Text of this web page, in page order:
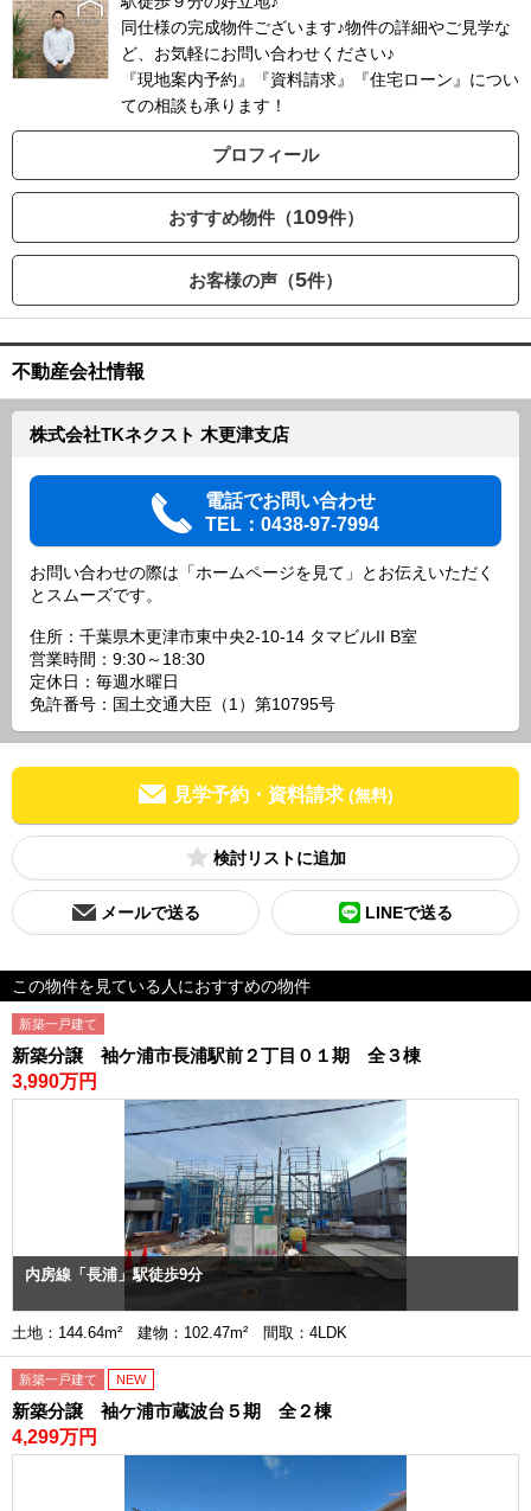
同仕様の完成物件ございます♪物件の詳細やご見学な
ど、お気軽にお問い合わせください♪
『現地案内予約』『資料請求』『住宅ローン』につい
ての相談も承ります！
プロフィール
おすすめ物件（109件）
お客様の声（5件）
不動産会社情報
株式会社TKネクスト 木更津支店
電話でお問い合わせ
TEL：0438-97-7994
お問い合わせの際は「ホームページを見て」とお伝えいただく
とスムーズです。
住所：千葉県木更津市東中央2-10-14 タマビルII B室
営業時間：9:30～18:30
定休日：毎週水曜日
免許番号：国土交通大臣（1）第10795号
見学予約・資料請求 (無料)
検討リスト
メールで送る LINEで送る
この物件を見ている人におすすめの物件
新築一戸建て
新築分譲 袖ケ浦市長浦駅前２丁目０１期 全３棟
3,990万円
内房線「長浦」駅徒歩9分
土地：144.64m² 建物：102.47m² 間取：4LDK
新築一戸建て NEW
新築分譲 袖ケ浦市蔵波台５期 全２棟
4,299万円